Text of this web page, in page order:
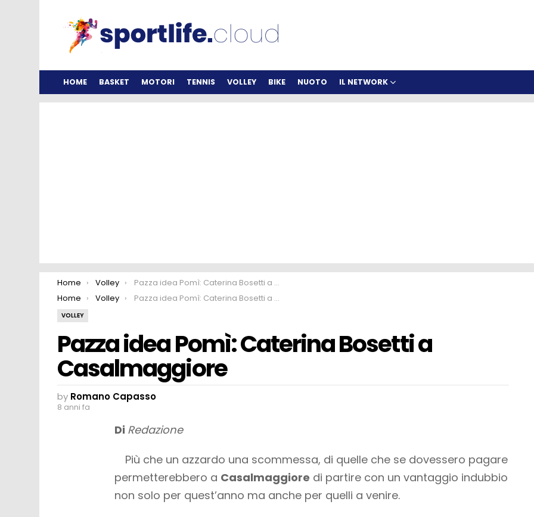
HOME BASKET MOTORI TENNIS VOLLEY BIKE NUOTO IL NETWORK
You are here:
Home Volley
Pazza idea Pomì: Caterina Bosetti a Casalmaggiore
You are here:
Home Volley Pazza idea Pomì: Caterina Bosetti a Casalmaggiore
VOLLEY
Pazza idea Pomì: Caterina Bosetti a
Casalmaggiore
by Romano Capasso
8 anni fa
Di Redazione
Più che un azzardo una scommessa, di quelle che se dovessero pagare
permetterebbero a Casalmaggiore di partire con un vantaggio indubbio
non solo per quest’anno ma anche per quelli a venire.